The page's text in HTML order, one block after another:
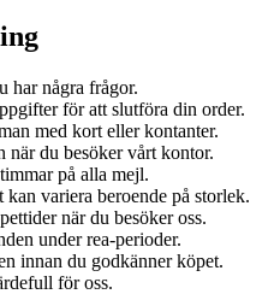
har några frågor.
för att slutföra din order.
med kort eller kontanter.
när du besöker vårt kontor.
på alla mejl.
variera beroende på storlek.
när du besöker oss.
under rea-perioder.
innan du godkänner köpet.
för oss.